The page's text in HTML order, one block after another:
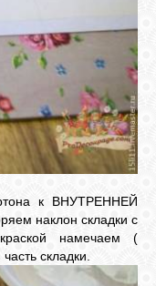
к ВНУТРЕННЕЙ
наклон складки с
намечаем (
складки.